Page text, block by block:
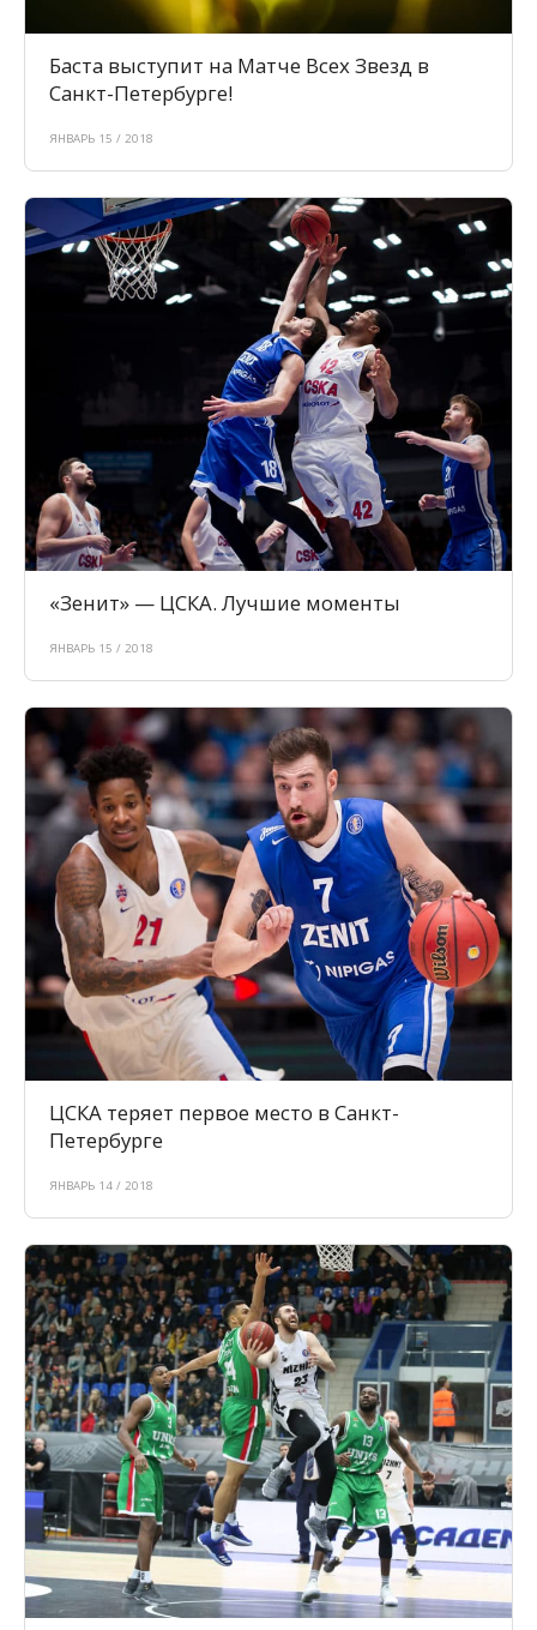
Баста выступит на Матче Всех Звезд в
Санкт-Петербурге!
ЯНВАРЬ 15 / 2018
«Зенит» — ЦСКА. Лучшие моменты
ЯНВАРЬ 15 / 2018
ЦСКА теряет первое место в Санкт-
Петербурге
ЯНВАРЬ 14 / 2018